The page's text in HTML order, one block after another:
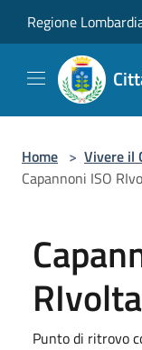
Regione
Home > Vivere il
Capannoni ISO
RIvolta
Punto di ritrovo